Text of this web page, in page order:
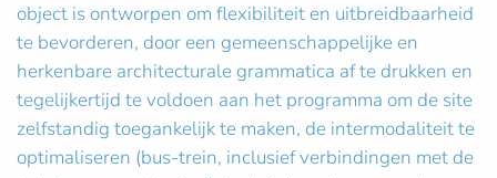
object is ontworpen om flexibiliteit en uitbreidbaarheid
te bevorderen, door een gemeenschappelijke en
herkenbare architecturale grammatica af te drukken en
tegelijkertijd te voldoen aan het programma om de site
zelfstandig toegankelijk te maken, de intermodaliteit te
optimaliseren (bus-trein, inclusief verbindingen met de